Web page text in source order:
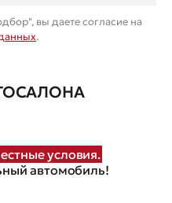
вы даете согласие на
.
условия.
автомобиль!